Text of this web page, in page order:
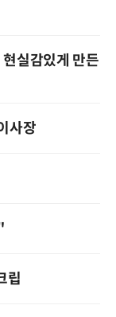
실감있게 만든
사장
립